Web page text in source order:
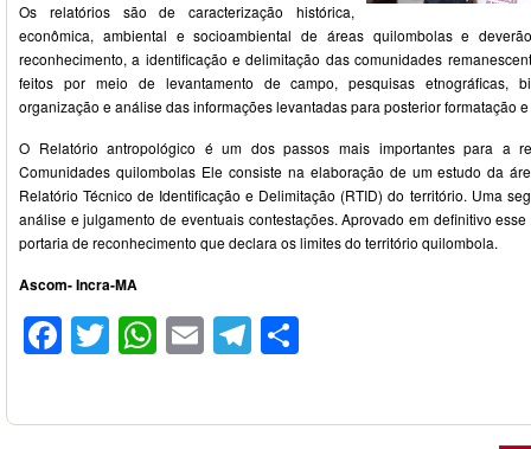
Os relatórios são de caracterização histórica,
econômica, ambiental e socioambiental de áreas quilombolas e
reconhecimento, a identificação e delimitação das comunidades
feitos por meio de levantamento de campo, pesquisas etnográficas,
organização e análise das informações levantadas para posterior formatação
O Relatório antropológico é um dos passos mais importantes para a
Comunidades quilombolas Ele consiste na elaboração de um estudo da
Relatório Técnico de Identificação e Delimitação (RTID) do território. Uma
análise e julgamento de eventuais contestações. Aprovado em definitivo
portaria de reconhecimento que declara os limites do território quilombola.
Ascom- Incra-MA
Facebook
Twitter
WhatsApp
EmailTelegram